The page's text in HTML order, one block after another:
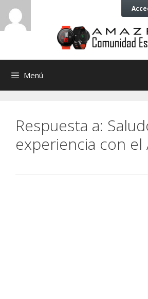
Saltar
contenido
Saltar
contenido
Menú
Respuesta a:
experiencia con el